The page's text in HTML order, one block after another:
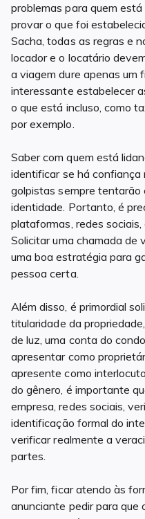
problemas para quem
provar o que foi
Sacha, todas as regras e
locador e o locatário
a viagem dure apenas um
interessante estabelecer
o que está incluso, como
por exemplo.
Saber com quem está
identificar se há confiança
golpistas sempre tentarão
identidade. Portanto, é
plataformas, redes
Solicitar uma chamada de
uma boa estratégia para
pessoa certa.
Além disso, é primordial
titularidade da
de luz, uma conta do
apresentar como
apresente como
do gênero, é importante
empresa, redes sociais,
identificação formal do
verificar realmente a
partes.
Por fim, ficar atendo às
anunciante pedir para